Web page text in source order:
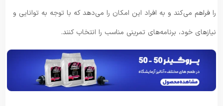
را فراهم می‌کند و به افراد این امکان را می‌دهد که با توجه به توانایی و
نیاز‌های خود، برنامه‌های تمرینی مناسب را انتخاب کنند.